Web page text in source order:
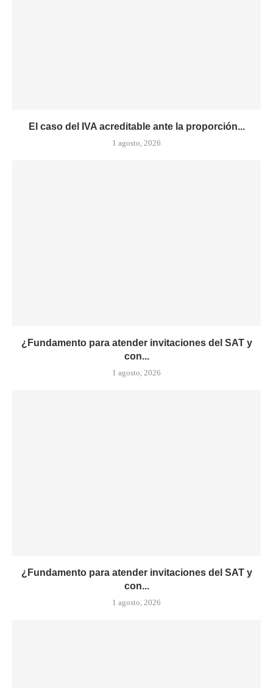
El caso del IVA acreditable ante la proporción...
1 agosto, 2026
¿Fundamento para atender invitaciones del SAT y
con...
1 agosto, 2026
¿Fundamento para atender invitaciones del SAT y
con...
1 agosto, 2026